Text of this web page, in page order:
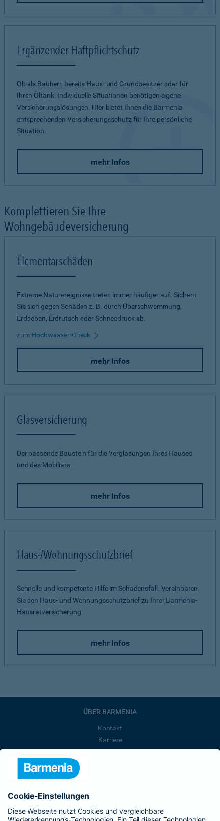
Ergänzender Haftpflichtschutz
Ob als Bauherr, bereits Haus- und Grundbesitzer oder für
Ihren Öltank. Individuelle Situationen benötigen eigene
Versicherungslösungen. Hier bietet Ihnen die Barmenia
entsprechenden Versicherungsschutz für Ihre persönliche
Situation.
mehr Infos
Komplettieren Sie Ihre
Wohngebäudeversicherung
Elementarschäden
Extreme Naturereignisse treten immer häufiger auf. Sichern
Sie sich gegen Schäden z. B. durch Überschwemmung,
Erdbeben, Erdrutsch oder Schneedruck ab.
zum Hochwasser-Check
mehr Infos
Glasversicherung
Der passende Baustein für die Verglasungen Ihres Hauses
und des Mobiliars.
mehr Infos
Haus-/Wohnungsschutzbrief
Schnelle und kompetente Hilfe im Schadensfall. Vereinbaren
Sie den Haus- und Wohnungsschutzbrief zu Ihrer Barmenia-
Hausratversicherung.
mehr Infos
ÜBER BARMENIA
Kontakt
Karriere
Barmenia ist Teil der BarmeniaGothaer